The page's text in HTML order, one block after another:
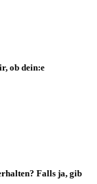
ob dein:e
Falls ja, gib